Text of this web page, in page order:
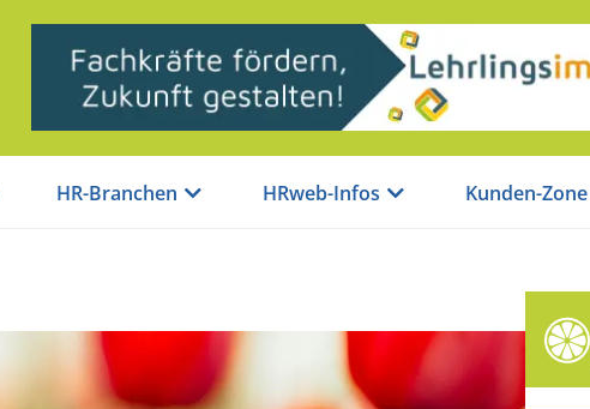
HR-Branchen HRweb-Infos Kunden-Zone